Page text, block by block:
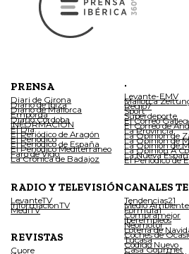
PRENSA
Diari de Girona
Diario de Ibiza
Diario de Mallorca
Empordà
Diario Córdoba
INFORMACIÓN
El Día
El Periódico de Aragón
El Periódico
El Periódico de España
El Periódico Mediterráneo
Faro de Vigo
La Crónica de Badajoz
.
Levante-EMV
Mallorca
Regio7
Sport
Superdeporte
El Correo
El Correo de
La Provincia
La Opinión de
La Opinión de
La Opinión de
La Opinión A
La Nueva
El Periódico de
RADIO Y TELEVISIÓN
LevanteTV
InformacionTV
MediTV
REVISTAS
Cuore
CANALES
Tendencias21
Medio Ambiente
Fórmula1
Compramejor
Iberempleos
Neomotor
Lotería de
Coches de
Tucasa
Código Nuevo
Casa Gourmet